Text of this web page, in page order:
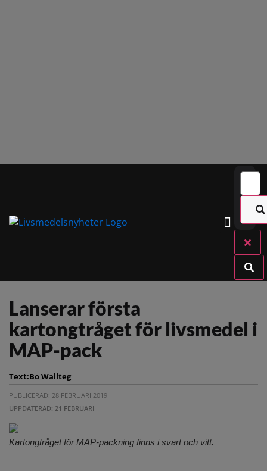
Lanserar första
kartongtråget för livsmedel i
MAP-pack
Text:Bo Wallteg
PUBLICERAD: 28 FEBRUARI 2019
UPPDATERAD: 21 FEBRUARI
Kartongtråget för MAP-packning finns i svart och vitt.